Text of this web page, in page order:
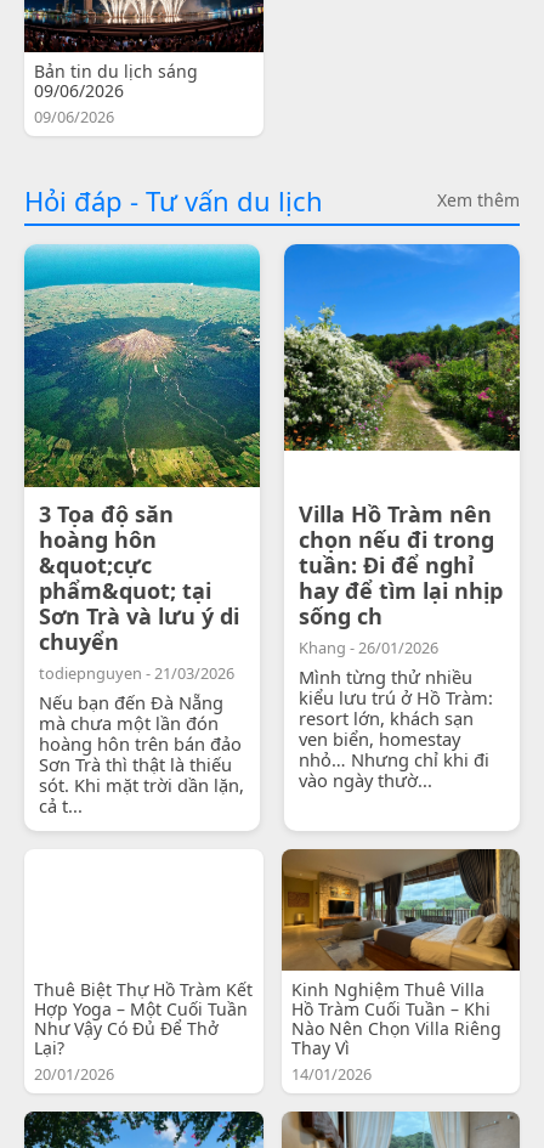
Bản tin du lịch sáng
09/06/2026
09/06/2026
Hỏi đáp - Tư vấn du lịch Xem thêm
3 Tọa độ săn
hoàng hôn
&quot;cực
phẩm&quot; tại
Sơn Trà và lưu ý di
chuyển
todiepnguyen - 21/03/2026
Nếu bạn đến Đà Nẵng
mà chưa một lần đón
hoàng hôn trên bán đảo
Sơn Trà thì thật là thiếu
sót. Khi mặt trời dần lặn,
cả t...
Villa Hồ Tràm nên
chọn nếu đi trong
tuần: Đi để nghỉ
hay để tìm lại nhịp
sống ch
Khang - 26/01/2026
Mình từng thử nhiều
kiểu lưu trú ở Hồ Tràm:
resort lớn, khách sạn
ven biển, homestay
nhỏ… Nhưng chỉ khi đi
vào ngày thườ...
Thuê Biệt Thự Hồ Tràm Kết
Hợp Yoga – Một Cuối Tuần
Như Vậy Có Đủ Để Thở
Lại?
20/01/2026
Kinh Nghiệm Thuê Villa
Hồ Tràm Cuối Tuần – Khi
Nào Nên Chọn Villa Riêng
Thay Vì
14/01/2026